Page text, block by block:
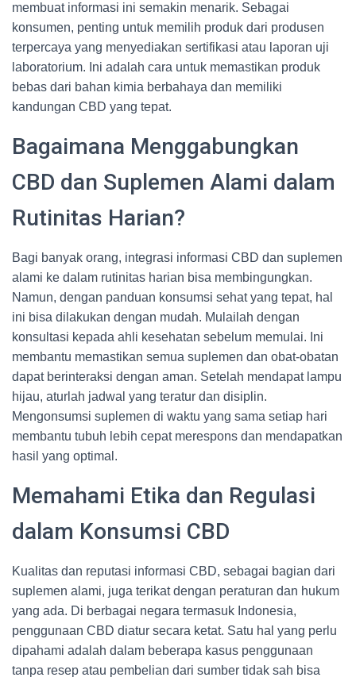
membuat informasi ini semakin menarik. Sebagai
konsumen, penting untuk memilih produk dari produsen
terpercaya yang menyediakan sertifikasi atau laporan uji
laboratorium. Ini adalah cara untuk memastikan produk
bebas dari bahan kimia berbahaya dan memiliki
kandungan CBD yang tepat.
Bagaimana Menggabungkan
CBD dan Suplemen Alami dalam
Rutinitas Harian?
Bagi banyak orang, integrasi informasi CBD dan suplemen
alami ke dalam rutinitas harian bisa membingungkan.
Namun, dengan panduan konsumsi sehat yang tepat, hal
ini bisa dilakukan dengan mudah. Mulailah dengan
konsultasi kepada ahli kesehatan sebelum memulai. Ini
membantu memastikan semua suplemen dan obat-obatan
dapat berinteraksi dengan aman. Setelah mendapat lampu
hijau, aturlah jadwal yang teratur dan disiplin.
Mengonsumsi suplemen di waktu yang sama setiap hari
membantu tubuh lebih cepat merespons dan mendapatkan
hasil yang optimal.
Memahami Etika dan Regulasi
dalam Konsumsi CBD
Kualitas dan reputasi informasi CBD, sebagai bagian dari
suplemen alami, juga terikat dengan peraturan dan hukum
yang ada. Di berbagai negara termasuk Indonesia,
penggunaan CBD diatur secara ketat. Satu hal yang perlu
dipahami adalah dalam beberapa kasus penggunaan
tanpa resep atau pembelian dari sumber tidak sah bisa